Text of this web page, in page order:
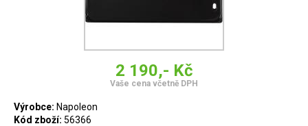
2 190,- Kč
Vaše cena včetně DPH
Výrobce: Napoleon
Kód zboží: 56366